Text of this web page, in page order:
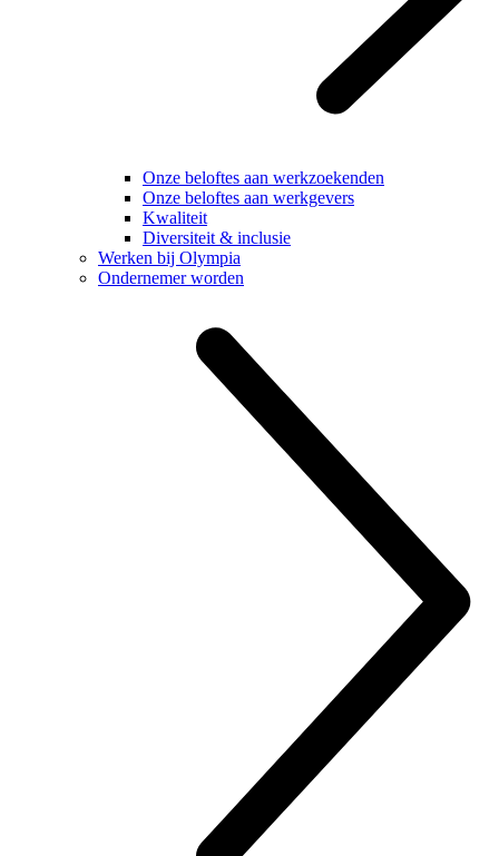
Onze beloftes aan werkzoekenden
Onze beloftes aan werkgevers
Kwaliteit
Diversiteit & inclusie
Werken bij Olympia
Ondernemer worden